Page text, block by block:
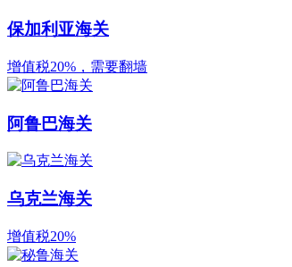
保加利亚海关
增值税20%，需要翻墙
阿鲁巴海关
乌克兰海关
增值税20%